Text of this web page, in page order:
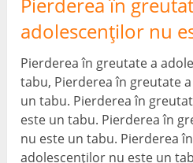
adolescenților nu
Pierderea în greutate a
tabu, Pierderea în greutate
un tabu. Pierderea în
este un tabu. Pierderea în
nu este un tabu. Pierderea
adolescenților nu este un